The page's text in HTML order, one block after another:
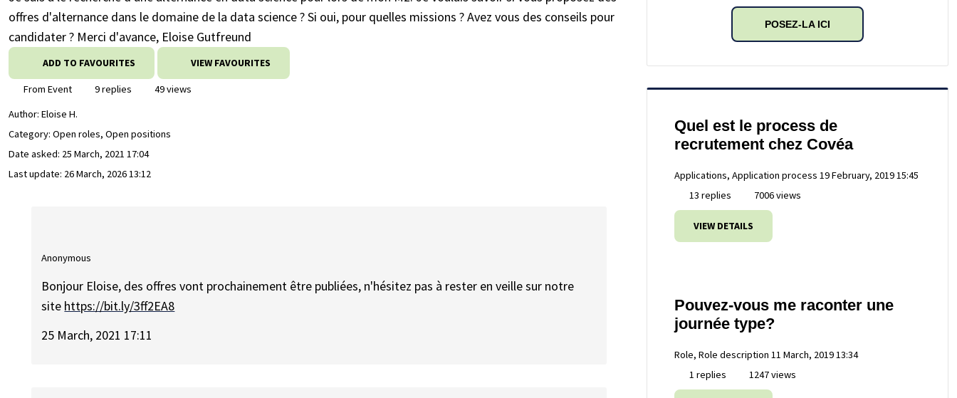
offres d'alternance dans le domaine de la data science ? Si oui, pour quelles missions ? Avez vous des conseils pour
candidater ? Merci d'avance, Eloise Gutfreund
ADD TO FAVOURITES VIEW FAVOURITES
From Event 9 replies
49 views
Author: Eloise H.
Category: Open roles, Open positions
Date asked: 25 March, 2021 17:04
Last update: 26 March, 2026 13:12
Anonymous
Bonjour Eloise, des offres vont prochainement être publiées, n'hésitez pas à rester en veille sur notre
site https://bit.ly/3ff2EA8
25 March, 2021 17:11
POSEZ-LA ICI
Quel est le process de
recrutement chez Covéa
Applications, Application process 19 February, 2019 15:45
13 replies
7006 views
VIEW DETAILS
Pouvez-vous me raconter une
journée type?
Role, Role description 11 March, 2019 13:34
1 replies
1247 views